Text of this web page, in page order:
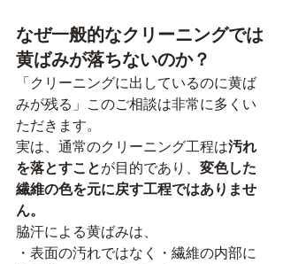
なぜ一般的なクリーニングでは
黄ばみが落ちないのか？
「クリーニングに出しているのに黄ば
みが残る」このご相談は非常に多くい
ただきます。
実は、通常のクリーニング工程は汚れ
を落とすことが目的であり、 変色した
繊維の色を元に戻す工程ではありませ
ん。
脇汗による黄ばみは、
・表面の汚れではなく・繊維の内部に